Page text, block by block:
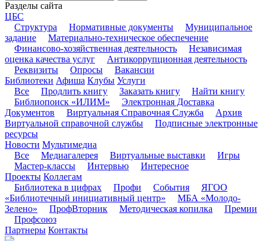
Разделы сайта
ЦБС
Структура
Нормативные документы
Муниципальное
задание
Материально-техническое обеспечение
Финансово-хозяйственная деятельность
Независимая
оценка качества услуг
Антикоррупционная деятельность
Реквизиты
Опросы
Вакансии
Библиотеки Афиша Клубы Услуги
Все
Продлить книгу Заказать книгу
Найти книгу
Библиопоиск «ИЛИМ»
Электронная Доставка
Документов
Виртуальная Справочная Служба
Архив
Виртуальной справочной службы
Подписные электронные
ресурсы
Новости Мультимедиа
Все
Медиагалерея Виртуальные выставки
Игры
Мастер-классы
Интервью
Интересное
Проекты Коллегам
Библиотека в цифрах
Профи События
ЯГОО
«Библиотечный инициативный центр»
МБА «Молодо-
Зелено»
ПрофВторник Методическая копилка
Премии
Профсоюз
Партнеры Контакты